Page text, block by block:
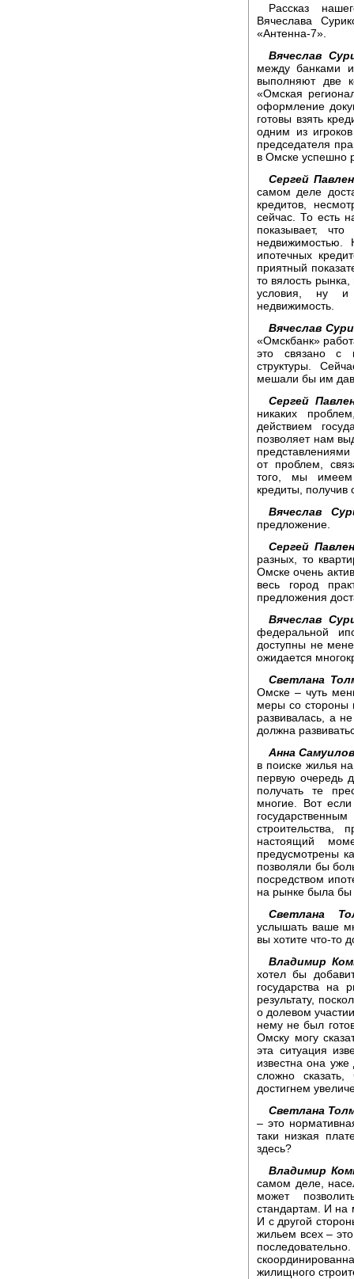
Рассказ
Вячеслава
«Антенна-7».
Вячеслав
между банками и
выполняют две
«Омская
оформление
готовы взять
одним из
председателя
в Омске успешно
Сергей
самом деле
кредитов,
сейчас. То есть
показывает,
ипотечных
приятный
то вялость
условия, ну и
недвижимость.
Вячеслав
«Омскбанк»
это связано с
структуры.
мешали бы им
Сергей
никаких
действием
позволяет нам
от проблем,
того, мы имеем
кредиты, получив
Вячеслав
предложение.
Сергей
разных, то
Омске очень
весь город
предложения
Вячеслав
федеральной
доступны не
ожидается
Светлана
Омске – чуть
меры со стороны
развивалась, а
должна
Анна
в поиске жилья
первую очередь
получать те
многие. Вот
строительства,
настоящий
предусмотрены
позволяли бы
посредством
на рынке была бы
Светлана
услышать ваше
вы хотите что-то
Владимир
хотел бы
государства на
результату,
о долевом
нему не был
Омску могу
эта ситуация
известна она
сложно
достигнем
Светлана
– это
таки низкая
здесь?
Владимир
самом деле,
может
стандартам. И на
И с другой
жильем всех –
жилищного